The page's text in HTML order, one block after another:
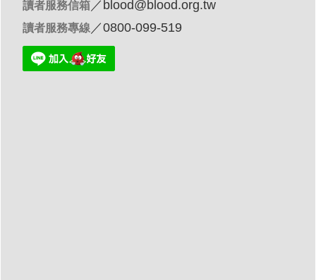
讀者服務信箱／ blood@blood.org.tw
讀者服務專線 ／0800-099-519